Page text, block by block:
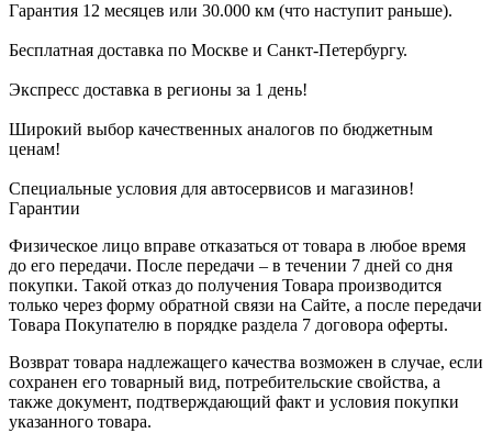
Гарантия 12 месяцев или 30.000 км (что наступит раньше).
Бесплатная доставка по Москве и Санкт-Петербургу.
Экспресс доставка в регионы за 1 день!
Широкий выбор качественных аналогов по бюджетным
ценам!
Специальные условия для автосервисов и магазинов!
Гарантии
Физическое лицо вправе отказаться от товара в любое время
до его передачи. После передачи – в течении 7 дней со дня
покупки. Такой отказ до получения Товара производится
только через форму обратной связи на Сайте, а после передачи
Товара Покупателю в порядке раздела 7 договора оферты.
Возврат товара надлежащего качества возможен в случае, если
сохранен его товарный вид, потребительские свойства, а
также документ, подтверждающий факт и условия покупки
указанного товара.